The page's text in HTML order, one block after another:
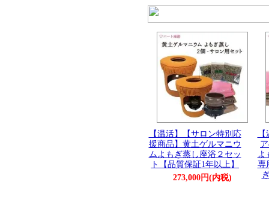
【温活】【サロン特別応
援商品】黄土ゲルマニウ
ムよもぎ蒸し座浴２セッ
ト【品質保証1年以上】
273,000円(内税)
よ
専